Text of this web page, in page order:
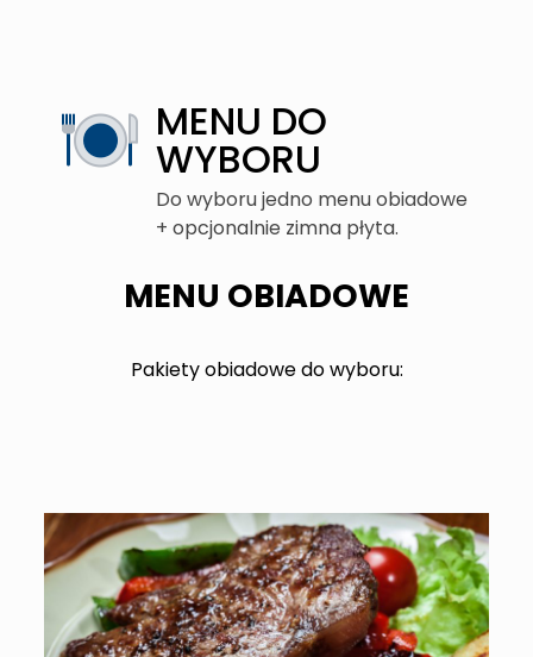
MENU DO
WYBORU
Do wyboru jedno menu obiadowe
+ opcjonalnie zimna płyta.
MENU OBIADOWE
Pakiety obiadowe do wyboru: